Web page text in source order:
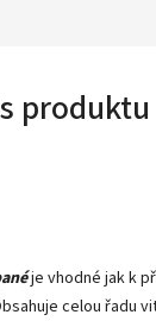
produktu
je vhodné jak k
celou řadu